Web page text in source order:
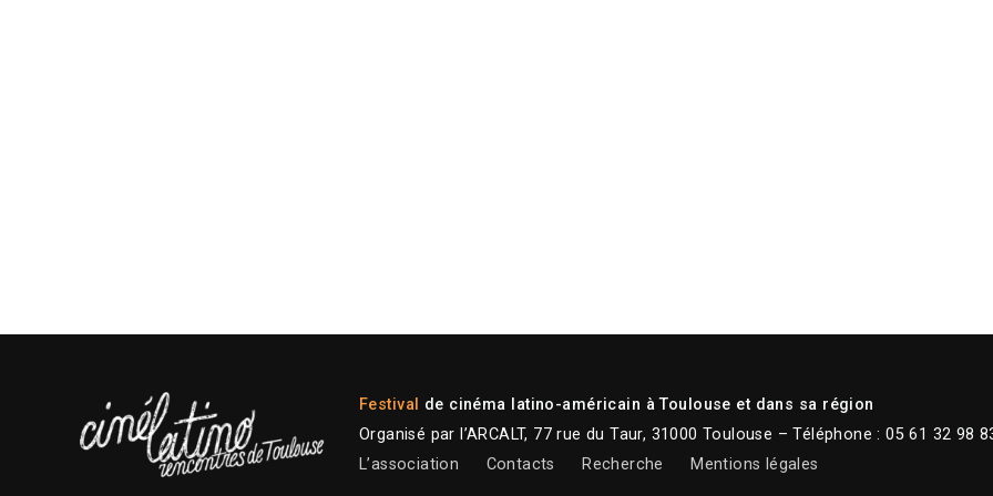
Festival de cinéma latino-américain à Toulouse et dans sa région
Organisé par l’ARCALT, 77 rue du Taur, 31000 Toulouse – Téléphone : 05 61 32 98
L’association
Contacts Recherche Mentions légales